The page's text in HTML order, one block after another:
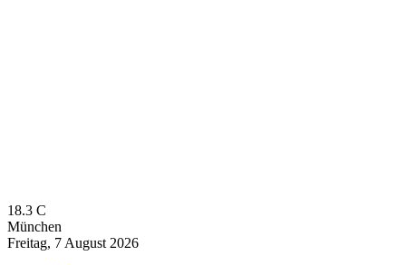
18.3 C
München
Freitag, 7 August 2026